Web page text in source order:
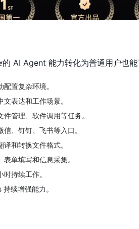
AI Agent 能力转化为普通用户也能
置复杂环境。
表达和工作场景。
管理、软件调用等任务。
、钉钉、飞书等入口。
和转换文件格式。
单填写和信息采集。
持续工作。
续增强能力。